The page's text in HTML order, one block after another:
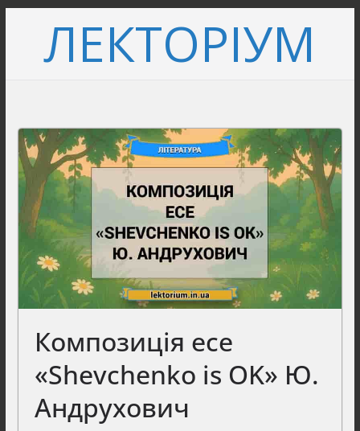
вмістуЛЕКТОРІУМ
Композиція есе
«Shevchenko is OK» Ю.
Андрухович